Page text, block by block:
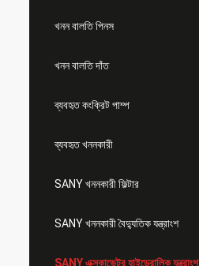
খনন বালতি পিনস
খনন বালতি দাঁত
ব্যবহৃত কংক্রিট পাম্প
ব্যবহৃত খননকারী
SANY খননকারী ফিল্টার
SANY খননকারী বৈদ্যুতিক যন্ত্রাংশ
SANY এক্সকাভেটর হাইড্রোলিক যন্ত্রাংশ